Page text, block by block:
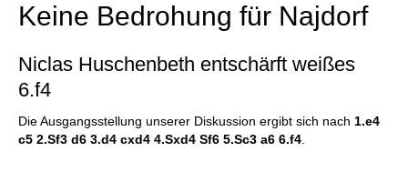
Keine Bedrohung für Najdorf
Niclas Huschenbeth entschärft weißes
6.f4
Die Ausgangsstellung unserer Diskussion ergibt sich nach 1.e4
c5 2.Sf3 d6 3.d4 cxd4 4.Sxd4 Sf6 5.Sc3 a6 6.f4